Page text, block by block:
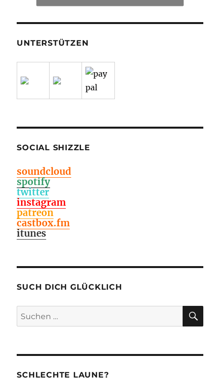
UNTERSTÜTZEN
SOCIAL SHIZZLE
soundcloud
spotify
twitter
instagram
patreon
castbox.fm
itunes
SUCH DICH GLÜCKLICH
Suchen
nach:
SCHLECHTE LAUNE?